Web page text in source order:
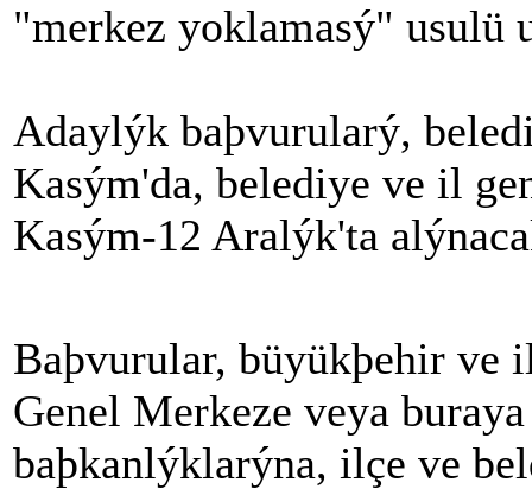
"merkez yoklamasý" usulü
Adaylýk baþvurularý,
Kasým'da, belediye ve il
Kasým-12 Aralýk'ta
Baþvurular, büyükþehir ve
Genel Merkeze veya
baþkanlýklarýna, ilçe ve